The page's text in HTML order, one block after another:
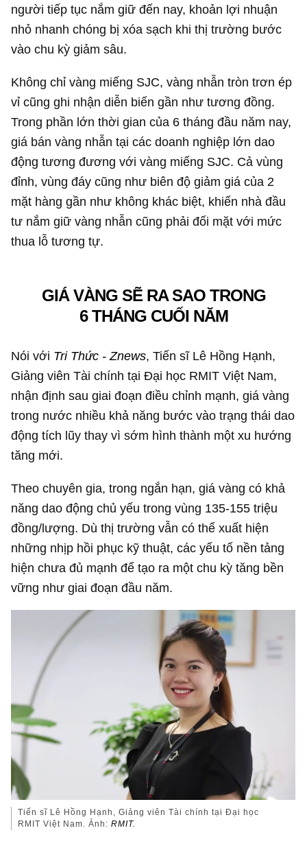
người tiếp tục nắm giữ đến nay, khoản lợi nhuận
nhỏ nhanh chóng bị xóa sạch khi thị trường bước
vào chu kỳ giảm sâu.
Không chỉ vàng miếng SJC, vàng nhẫn tròn trơn ép
vỉ cũng ghi nhận diễn biến gần như tương đồng.
Trong phần lớn thời gian của 6 tháng đầu năm nay,
giá bán vàng nhẫn tại các doanh nghiệp lớn dao
động tương đương với vàng miếng SJC. Cả vùng
đỉnh, vùng đáy cũng như biên độ giảm giá của 2
mặt hàng gần như không khác biệt, khiến nhà đầu
tư nắm giữ vàng nhẫn cũng phải đối mặt với mức
thua lỗ tương tự.
GIÁ VÀNG SẼ RA SAO TRONG
6 THÁNG CUỐI NĂM
Nói với Tri Thức - Znews, Tiến sĩ Lê Hồng Hạnh,
Giảng viên Tài chính tại Đại học RMIT Việt Nam,
nhận định sau giai đoạn điều chỉnh mạnh, giá vàng
trong nước nhiều khả năng bước vào trạng thái dao
động tích lũy thay vì sớm hình thành một xu hướng
tăng mới.
Theo chuyên gia, trong ngắn hạn, giá vàng có khả
năng dao động chủ yếu trong vùng 135-155 triệu
đồng/lượng. Dù thị trường vẫn có thể xuất hiện
những nhịp hồi phục kỹ thuật, các yếu tố nền tảng
hiện chưa đủ mạnh để tạo ra một chu kỳ tăng bền
vững như giai đoạn đầu năm.
Tiến sĩ Lê Hồng Hạnh, Giảng viên Tài chính tại Đại học
RMIT Việt Nam. Ảnh:RMIT.